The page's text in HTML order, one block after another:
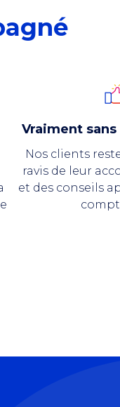
Vraiment
Nos clients
ravis de leur
et des conseils